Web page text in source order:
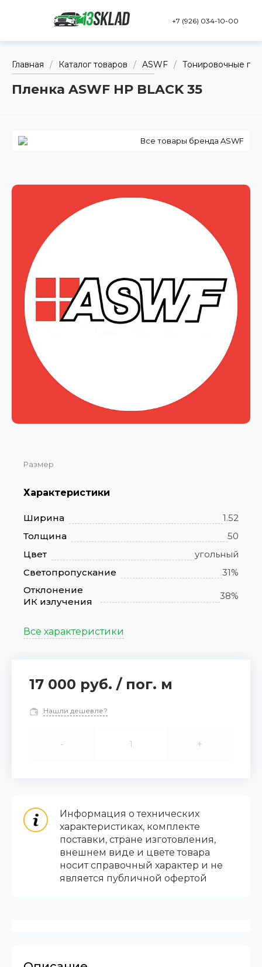
+7 (926) 034-10-00
Главная / Каталог товаров / ASWF / Тонировочные
Пленка ASWF HP BLACK 35
Все товары бренда ASWF
Размер
Характеристики
Ширина
1.52
Толщина
50
Цвет
угольный
Светопропускание
31%
Отклонение
ИК излучения
38%
Все характеристики
17 000 руб. / пог. м
Нашли дешевле?
- +
Информация о технических
характеристиках, комплекте
поставки, стране изготовления,
внешнем виде и цвете товара
носит справочный характер и не
является публичной офертой